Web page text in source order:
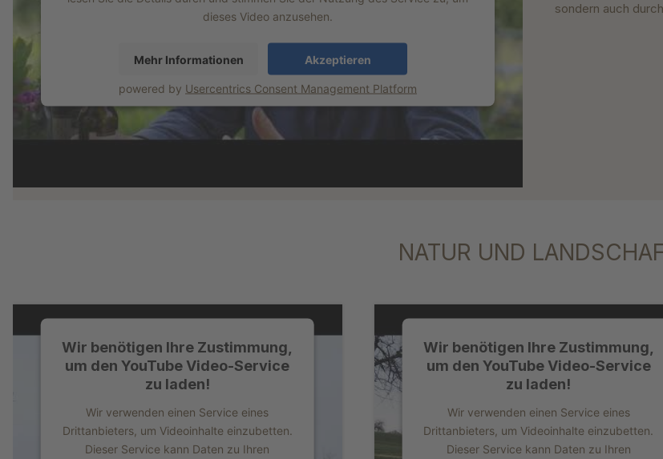
dieses Video anzusehen.
Mehr Informationen Akzeptieren
powered by Usercentrics Consent Management Platform
sondern auch
NATUR UND
Wir benötigen Ihre Zustimmung,
um den YouTube Video-Service
zu laden!
Wir verwenden einen Service eines
Drittanbieters, um Videoinhalte einzubetten.
Dieser Service kann Daten zu Ihren
Wir benötigen Ihre Zustimmung,
um den YouTube Video-Service
zu laden!
Wir verwenden einen Service eines
Drittanbieters, um Videoinhalte einzubetten.
Dieser Service kann Daten zu Ihren